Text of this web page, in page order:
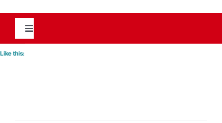
Toggle
Navigation
Like this: